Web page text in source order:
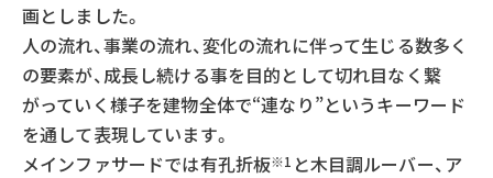
画としました。
人の流れ、事業の流れ、変化の流れに伴って生じる数多く
の要素が、成長し続ける事を目的として切れ目なく繋
がっていく様子を建物全体で“連なり”というキーワード
を通して表現しています。
メインファサードでは有孔折板※1 と木目調ルーバー、ア